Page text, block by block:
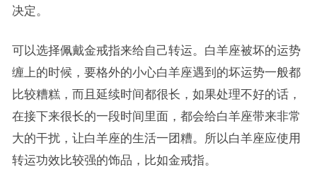
决定。
可以选择佩戴金戒指来给自己转运。白羊座被坏的运势
缠上的时候，要格外的小心白羊座遇到的坏运势一般都
比较糟糕，而且延续时间都很长，如果处理不好的话，
在接下来很长的一段时间里面，都会给白羊座带来非常
大的干扰，让白羊座的生活一团糟。所以白羊座应使用
转运功效比较强的饰品，比如金戒指。